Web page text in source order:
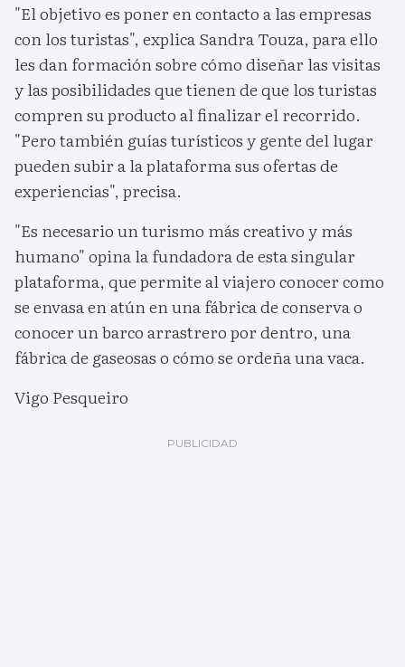
"El objetivo es poner en contacto a las empresas
con los turistas", explica Sandra Touza, para ello
les dan formación sobre cómo diseñar las visitas
y las posibilidades que tienen de que los turistas
compren su producto al finalizar el recorrido.
"Pero también guías turísticos y gente del lugar
pueden subir a la plataforma sus ofertas de
experiencias", precisa.
"Es necesario un turismo más creativo y más
humano" opina la fundadora de esta singular
plataforma, que permite al viajero conocer como
se envasa en atún en una fábrica de conserva o
conocer un barco arrastrero por dentro, una
fábrica de gaseosas o cómo se ordeña una vaca.
Vigo Pesqueiro